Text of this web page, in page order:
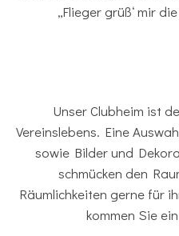
„Flieger grüß‘ mir
Unser Clubheim ist
Vereinslebens. Eine
sowie Bilder und
schmücken den
Räumlichkeiten gerne für
kommen Sie